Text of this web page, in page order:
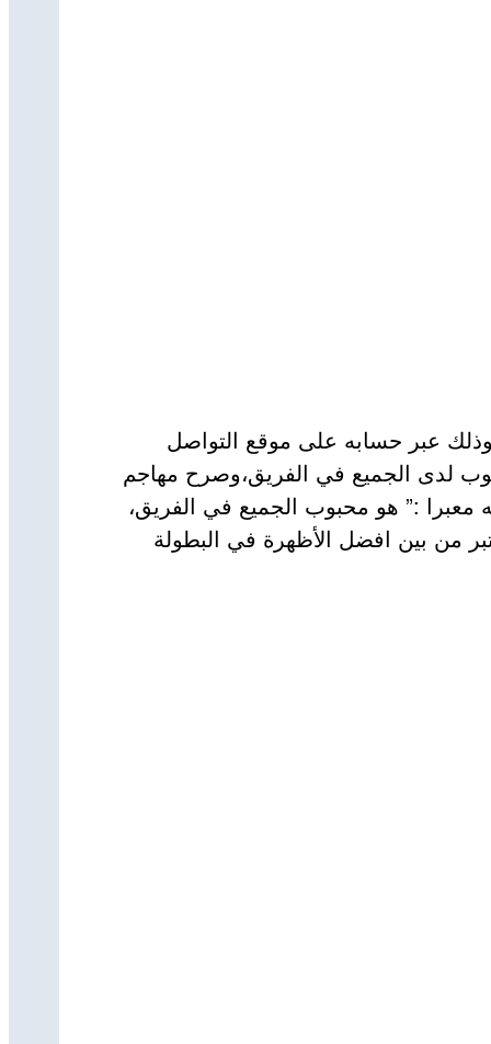
عبر حسابه على موقع التواصل
لدى الجميع في الفريق،وصرح مهاجم
معبرا :” هو محبوب الجميع في الفريق،
من بين افضل الأظهرة في البطولة